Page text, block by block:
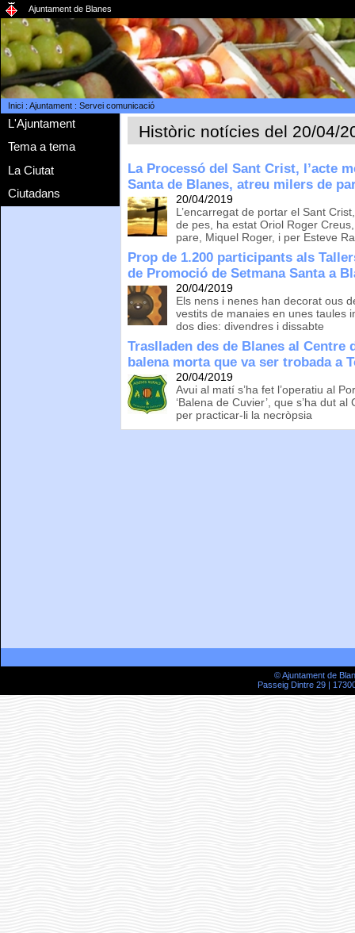
Ajuntament de Blanes
Inici: Ajuntament: Servei comunicació
L'Ajuntament
Tema a tema
La Ciutat
Ciutadans
Històric notícies del 20/04/
La Processó del Sant Crist, l’acte
Santa de Blanes, atreu milers de
20/04/2019
L’encarregat de portar el Sant
de pes, ha estat Oriol Roger
pare, Miquel Roger, i per Esteve
Prop de 1.200 participants als
de Promoció de Setmana Santa a
20/04/2019
Els nens i nenes han decorat ous
vestits de manaies en unes taules
dos dies: divendres i dissabte
Traslladen des de Blanes al Centre
balena morta que va ser trobada a
20/04/2019
Avui al matí s’ha fet l’operatiu al
‘Balena de Cuvier’, que s’ha dut
per practicar-li la necròpsia
© Ajuntament de
Passeig Dintre 29 |